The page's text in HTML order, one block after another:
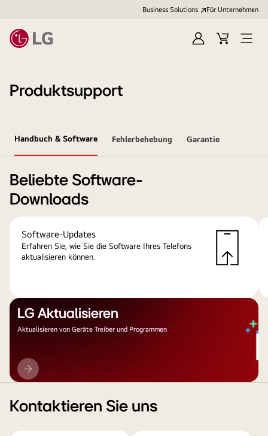
Business Solutions Für Unternehmen
Anmelden
Cart
Open
Produktsupport
Handbuch & Software Fehlerbehebung Garantie
Beliebte Software-
Downloads
Software-Updates
Erfahren Sie, wie Sie die Software Ihres Telefons
aktualisieren können.
LG Aktualisieren
Aktualisieren von Geräte Treiber und Programmen
LG
Aktualisieren
Kontaktieren Sie uns